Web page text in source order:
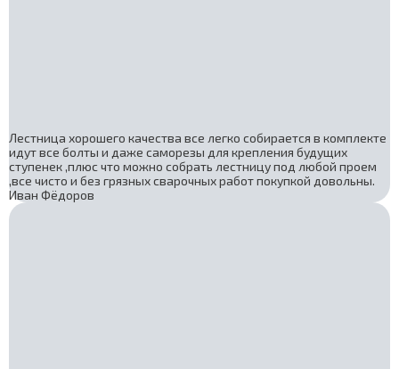
Лестница хорошего качества все легко собирается в комплекте
идут все болты и даже саморезы для крепления будущих
ступенек ,плюс что можно собрать лестницу под любой проем
,все чисто и без грязных сварочных работ покупкой довольны.
Иван Фёдоров